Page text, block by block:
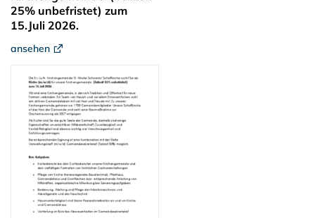
25% unbefristet) zum
15.Juli 2026.
ansehen